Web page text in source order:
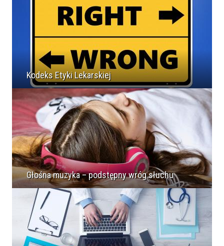
Kodeks Etyki Lekarskiej
Głośna muzyka – podstępny wróg słuchu